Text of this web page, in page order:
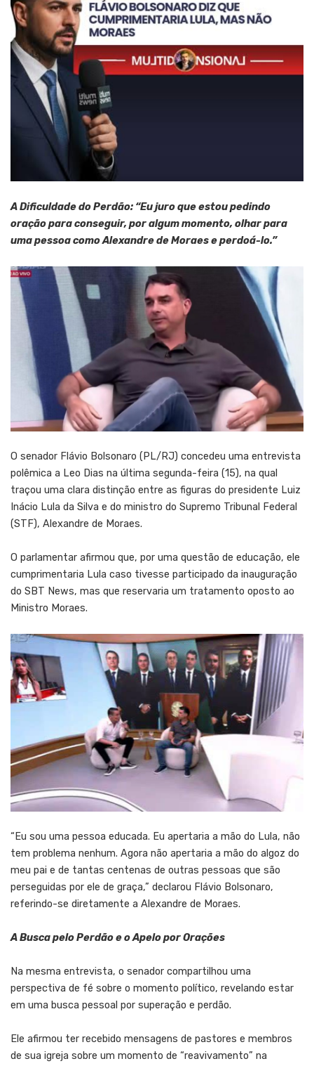
A Dificuldade do Perdão: “Eu juro que estou pedindo
oração para conseguir, por algum momento, olhar para
uma pessoa como Alexandre de Moraes e perdoá-lo.”
O senador Flávio Bolsonaro (PL/RJ) concedeu uma entrevista
polêmica a Leo Dias na última segunda-feira (15), na qual
traçou uma clara distinção entre as figuras do presidente Luiz
Inácio Lula da Silva e do ministro do Supremo Tribunal Federal
(STF), Alexandre de Moraes.
O parlamentar afirmou que, por uma questão de educação, ele
cumprimentaria Lula caso tivesse participado da inauguração
do SBT News, mas que reservaria um tratamento oposto ao
Ministro Moraes.
“Eu sou uma pessoa educada. Eu apertaria a mão do Lula, não
tem problema nenhum. Agora não apertaria a mão do algoz do
meu pai e de tantas centenas de outras pessoas que são
perseguidas por ele de graça,” declarou Flávio Bolsonaro,
referindo-se diretamente a Alexandre de Moraes.
A Busca pelo Perdão e o Apelo por Orações
Na mesma entrevista, o senador compartilhou uma
perspectiva de fé sobre o momento político, revelando estar
em uma busca pessoal por superação e perdão.
Ele afirmou ter recebido mensagens de pastores e membros
de sua igreja sobre um momento de “reavivamento” na